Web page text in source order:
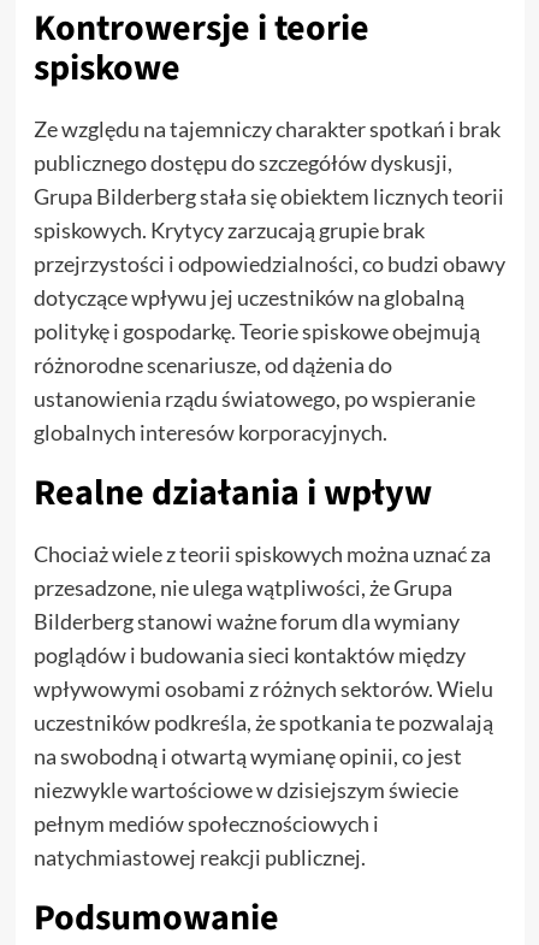
Kontrowersje i teorie
spiskowe
Ze względu na tajemniczy charakter spotkań i brak
publicznego dostępu do szczegółów dyskusji,
Grupa Bilderberg stała się obiektem licznych teorii
spiskowych. Krytycy zarzucają grupie brak
przejrzystości i odpowiedzialności, co budzi obawy
dotyczące wpływu jej uczestników na globalną
politykę i gospodarkę. Teorie spiskowe obejmują
różnorodne scenariusze, od dążenia do
ustanowienia rządu światowego, po wspieranie
globalnych interesów korporacyjnych.
Realne działania i wpływ
Chociaż wiele z teorii spiskowych można uznać za
przesadzone, nie ulega wątpliwości, że Grupa
Bilderberg stanowi ważne forum dla wymiany
poglądów i budowania sieci kontaktów między
wpływowymi osobami z różnych sektorów. Wielu
uczestników podkreśla, że spotkania te pozwalają
na swobodną i otwartą wymianę opinii, co jest
niezwykle wartościowe w dzisiejszym świecie
pełnym mediów społecznościowych i
natychmiastowej reakcji publicznej.
Podsumowanie